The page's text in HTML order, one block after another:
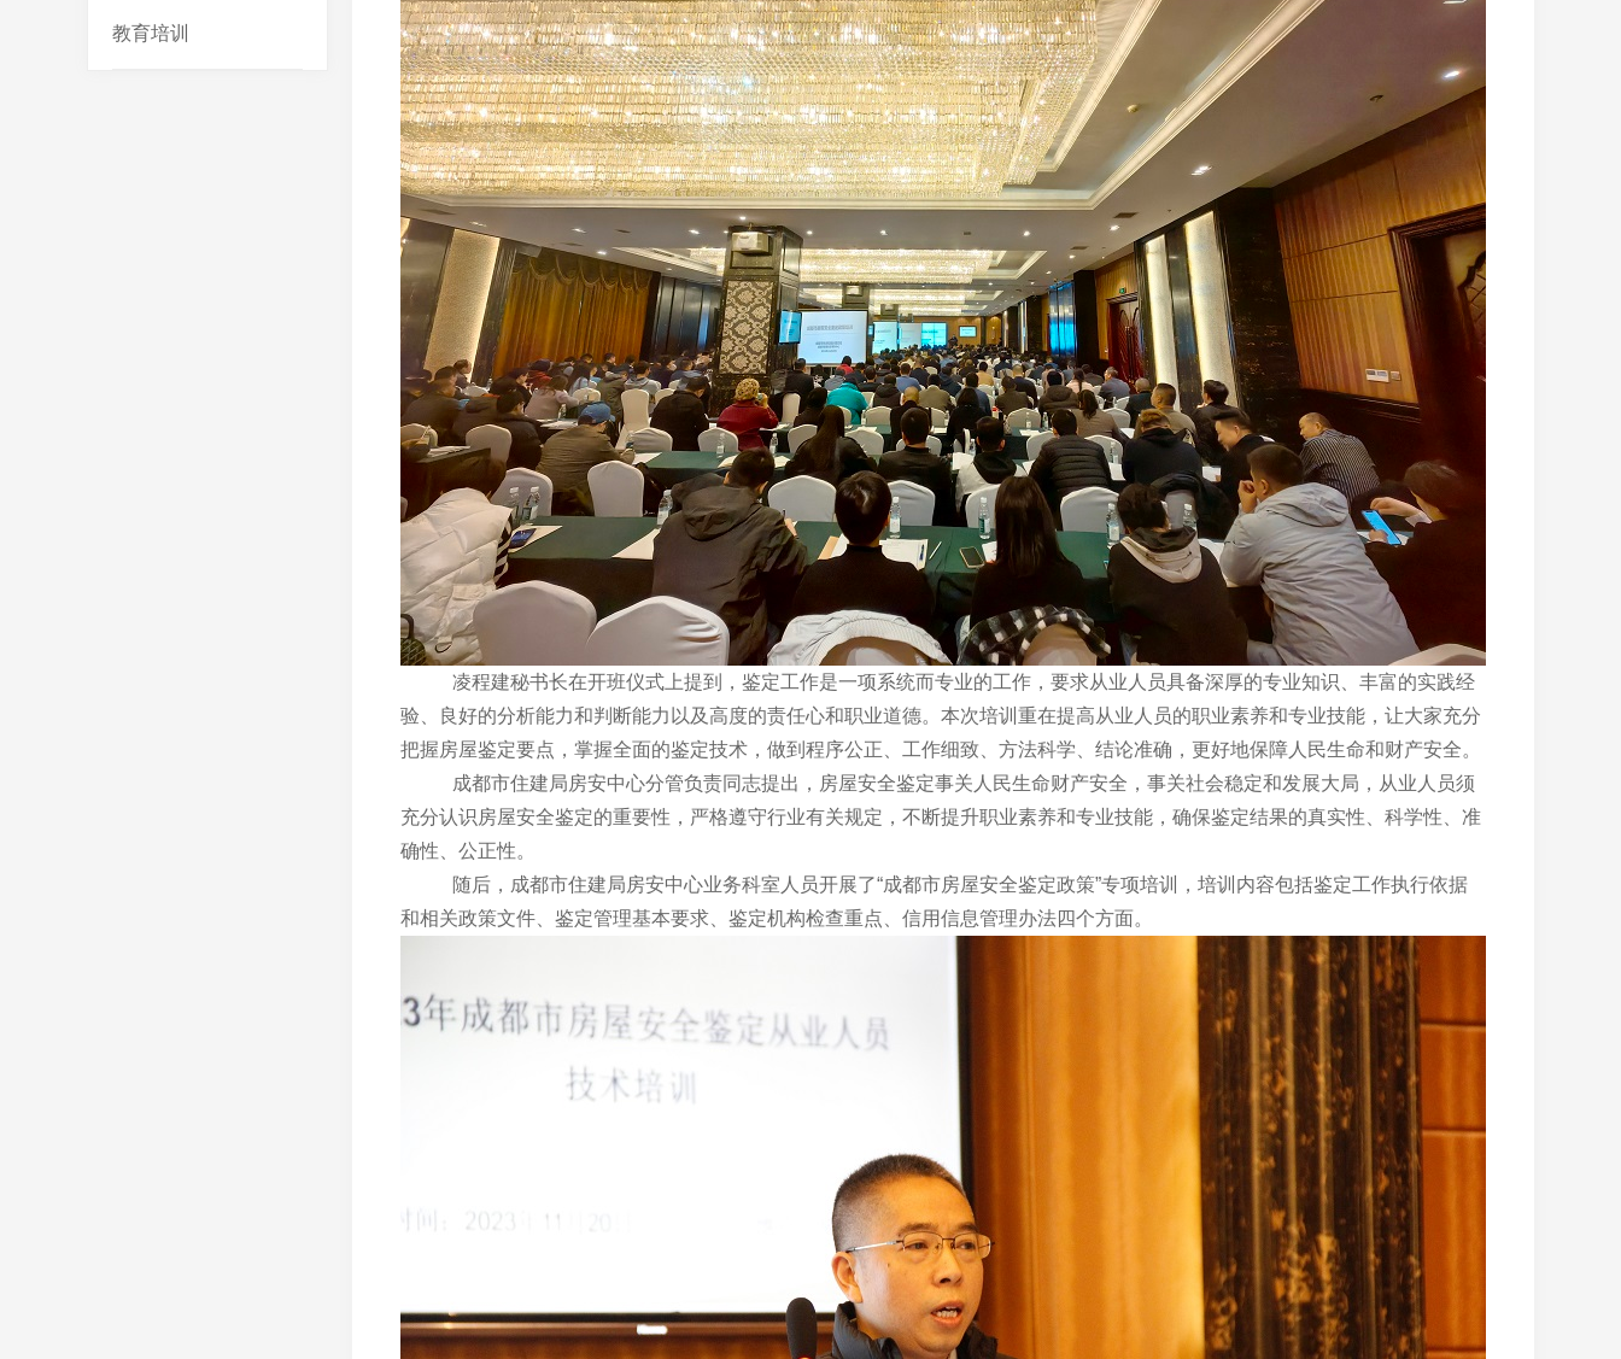
教育培训
凌程建秘书长在开班仪式上提到，鉴定工作是一项系统而专业的工作，要求从业人员具备深厚的专业知识、丰富的实践经
验、良好的分析能力和判断能力以及高度的责任心和职业道德。本次培训重在提高从业人员的职业素养和专业技能，让大家充分
把握房屋鉴定要点，掌握全面的鉴定技术，做到程序公正、工作细致、方法科学、结论准确，更好地保障人民生命和财产安全。
成都市住建局房安中心分管负责同志提出，房屋安全鉴定事关人民生命财产安全，事关社会稳定和发展大局，从业人员须
充分认识房屋安全鉴定的重要性，严格遵守行业有关规定，不断提升职业素养和专业技能，确保鉴定结果的真实性、科学性、准
确性、公正性。
随后，成都市住建局房安中心业务科室人员开展了“成都市房屋安全鉴定政策”专项培训，培训内容包括鉴定工作执行依据
和相关政策文件、鉴定管理基本要求、鉴定机构检查重点、信用信息管理办法四个方面。